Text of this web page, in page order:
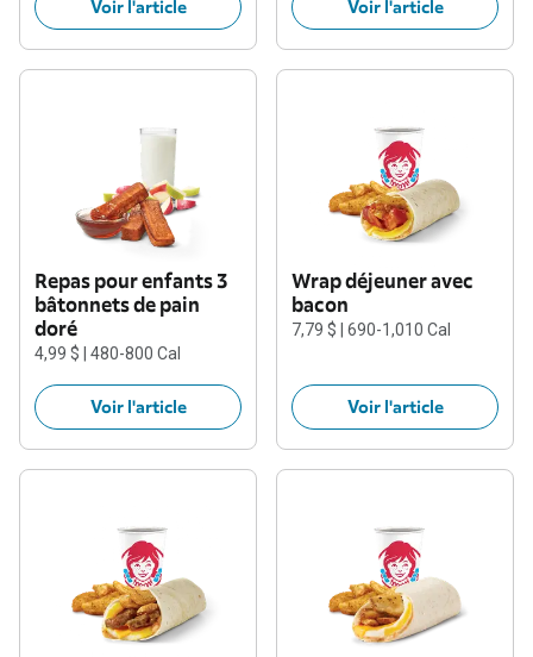
Voir l'article Voir l'article
Repas pour enfants 3
bâtonnets de pain
doré
4,99 $ | 480-800 Cal
Voir l'article
Wrap déjeuner avec
bacon
7,79 $ | 690-1,010 Cal
Voir l'article